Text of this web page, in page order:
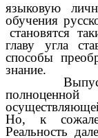
языковую
обучения
становятся
главу угла
способы
знание.
Выпускник
Но, к
Реальность